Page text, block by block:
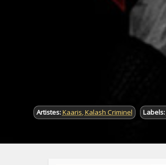
Artistes:Kaaris,Kalash Criminel Labels: